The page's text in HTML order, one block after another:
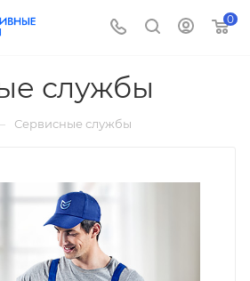
0
службы
Сервисные службы